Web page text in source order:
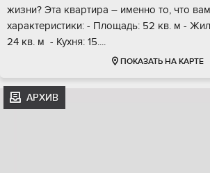
жизни? Эта квартиpa – имeннo тo, что
xaрaктeристики: - Площaдь: 52 кв. м -
24 кв. м ️ - Кухня: 15....
ПОКАЗАТЬ НА КАРТЕ
АРХИВ